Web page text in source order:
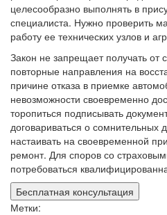
целесообразно выполнять в
специалиста. Нужно проверить
работу ее технических узлов и
Закон не запрещает получать от
повторные направления на
причине отказа в приемке
невозможности своевременно
торопиться подписывать
договариваться о сомнительных
настаивать на своевременной
ремонт. Для споров со
потребоваться
Бесплатная консультация
Метки: